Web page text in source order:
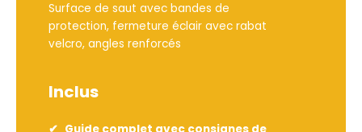
Surface de saut avec bandes de
protection, fermeture éclair avec rabat
velcro, angles renforcés
Inclus